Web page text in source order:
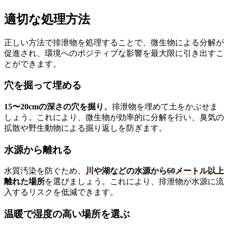
適切な処理方法
正しい方法で排泄物を処理することで、微生物による分解が
促進され、環境へのポジティブな影響を最大限に引き出すこ
とができます。
穴を掘って埋める
15〜20cmの深さの穴を掘り、 排泄物を埋めて土をかぶせま
しょう。これにより、微生物が効率的に分解を行い、臭気の
拡散や野生動物による掘り返しを防ぎます。
水源から離れる
水質汚染を防ぐため、
川や湖などの水源から60メートル以上
離れた場所を選びましょう。これにより、排泄物が水源に流
入するリスクを低減できます。
温暖で湿度の高い場所を選ぶ